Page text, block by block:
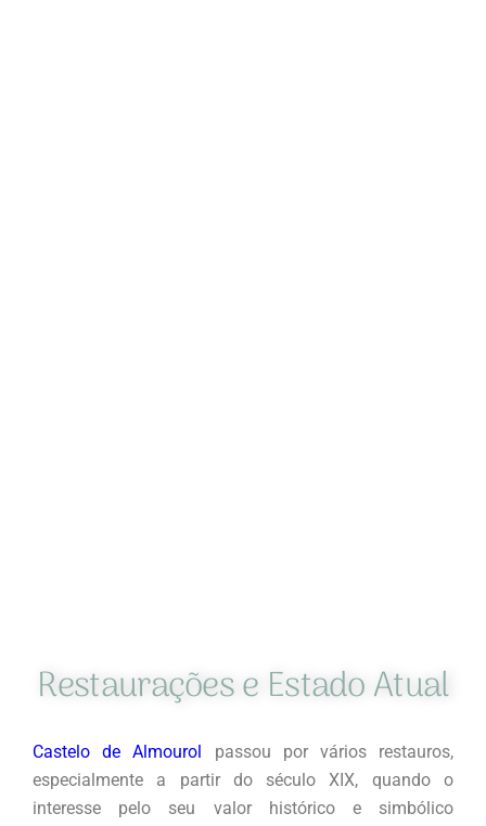
Restaurações e Estado Atual
Castelo de Almourol
passou por vários restauros,
especialmente a partir do século XIX, quando o
interesse pelo seu valor histórico e simbólico